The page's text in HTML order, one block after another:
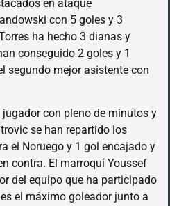
en ataque
con 5 goles y 3
ha hecho 3 dianas y
conseguido 2 goles y 1
segundo mejor asistente con
con pleno de minutos y
se han repartido los
el Noruego y 1 gol encajado y
contra. El marroquí Youssef
del equipo que ha participado
el máximo goleador junto a